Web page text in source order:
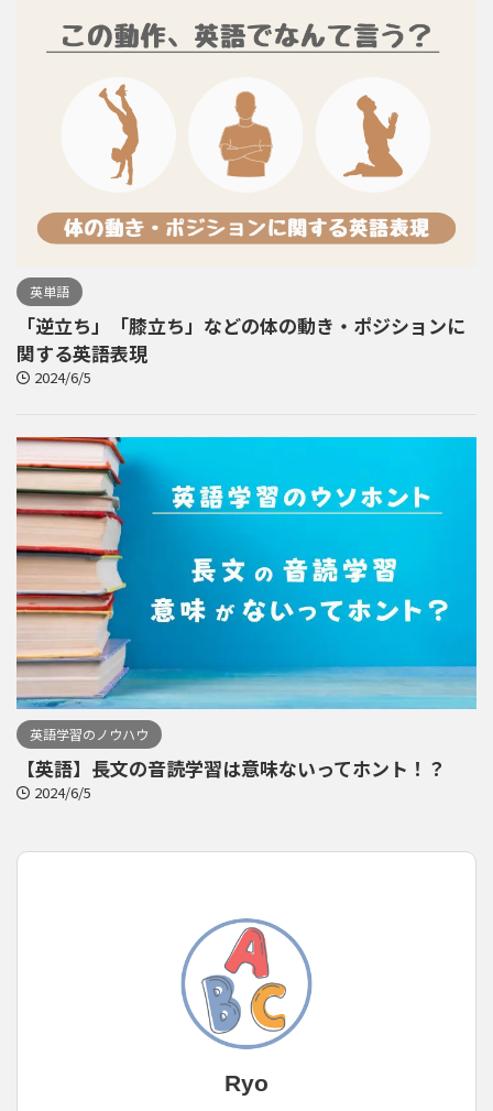
英単語
「逆立ち」「膝立ち」などの体の動き・ポジションに
関する英語表現
2024/6/5
英語学習のノウハウ
【英語】長文の音読学習は意味ないってホント！？
2024/6/5
Ryo